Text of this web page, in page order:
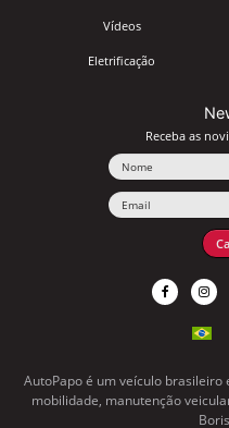
Vídeos
Eletrificação
Receba as
AutoPapo é um veículo
mobilidade, manutenção